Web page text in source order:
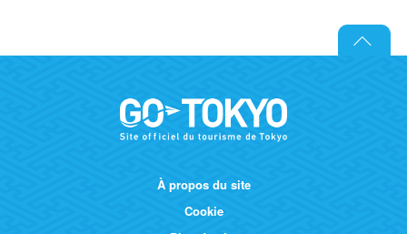
À propos du site
Cookie